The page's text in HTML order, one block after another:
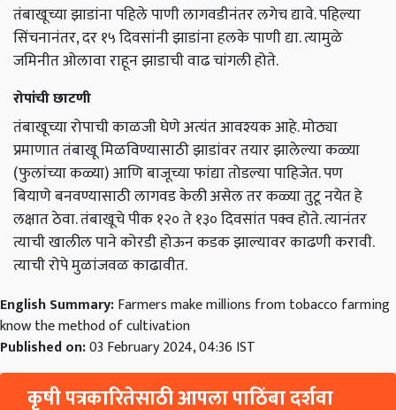
तंबाखूच्या झाडांना पहिले पाणी लागवडीनंतर लगेच द्यावे. पहिल्या
सिंचनानंतर, दर १५ दिवसांनी झाडांना हलके पाणी द्या. त्यामुळे
जमिनीत ओलावा राहून झाडाची वाढ चांगली होते.
रोपांची छाटणी
तंबाखूच्या रोपाची काळजी घेणे अत्यंत आवश्यक आहे. मोठ्या
प्रमाणात तंबाखू मिळविण्यासाठी झाडांवर तयार झालेल्या कळ्या
(फुलांच्या कळ्या) आणि बाजूच्या फांद्या तोडल्या पाहिजेत. पण
बियाणे बनवण्यासाठी लागवड केली असेल तर कळ्या तुटू नयेत हे
लक्षात ठेवा. तंबाखूचे पीक १२० ते १३० दिवसांत पक्व होते. त्यानंतर
त्याची खालील पाने कोरडी होऊन कडक झाल्यावर काढणी करावी.
त्याची रोपे मुळांजवळ काढावीत.
English Summary:Farmers make millions from tobacco farming
know the method of cultivation
Published on:03 February 2024, 04:36 IST
कृषी पत्रकारितेसाठी आपला पाठिंबा दर्शवा